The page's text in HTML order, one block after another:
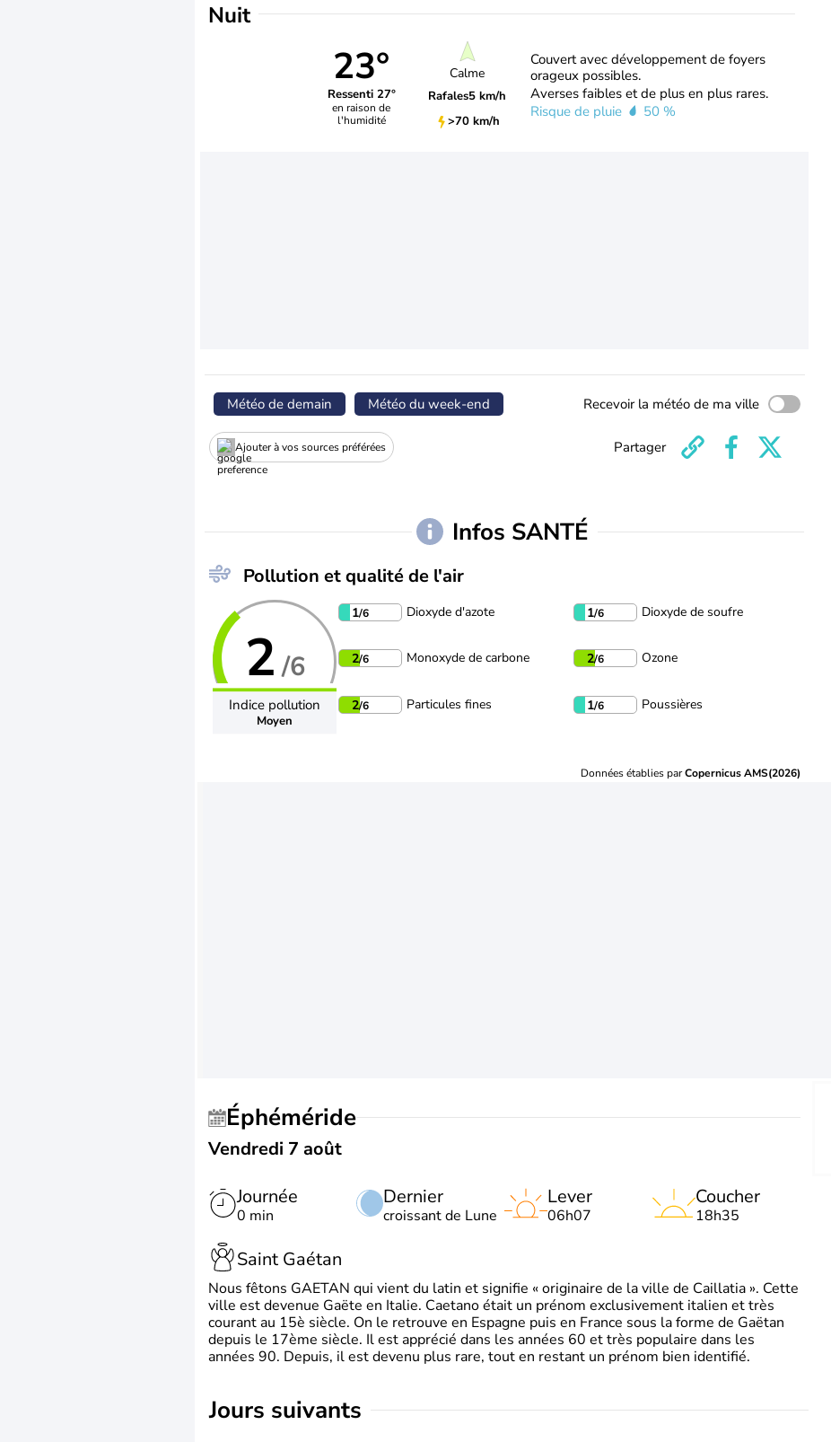
Nuit
23°
Ressenti 27°
en raison de
l'humidité
Calme
Rafales5 km/h
>70 km/h
Couvert avec développement de foyers
orageux possibles.
Averses faibles et de plus en plus rares.
Risque de pluie
50 %
Météo de demain Météo du week-end Recevoir la météo de ma ville
Ajouter à vos sources préférées Partager
Infos SANTÉ
Pollution et qualité de l'air
2 /6
Indice pollution
Moyen
1/6 Dioxyde d'azote 1/6 Dioxyde de soufre
2/6 Monoxyde de carbone 2/6 Ozone
2/6 Particules fines 1/6 Poussières
Données établies parCopernicus AMS(2026)
Éphéméride
Vendredi 7 août
Journée
0 min
Dernier
croissant de Lune
Lever
06h07
Coucher
18h35
Saint Gaétan
Nous fêtons GAETAN qui vient du latin et signifie « originaire de la ville de Caillatia ». Cette
ville est devenue Gaëte en Italie. Caetano était un prénom exclusivement italien et très
courant au 15è siècle. On le retrouve en Espagne puis en France sous la forme de Gaëtan
depuis le 17ème siècle. Il est apprécié dans les années 60 et très populaire dans les
années 90. Depuis, il est devenu plus rare, tout en restant un prénom bien identifié.
jours suivants